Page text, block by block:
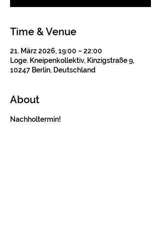
Time & Venue
21. März 2026, 19:00 – 22:00
Loge. Kneipenkollektiv, Kinzigstraße 9,
10247 Berlin, Deutschland
About
Nachholtermin!